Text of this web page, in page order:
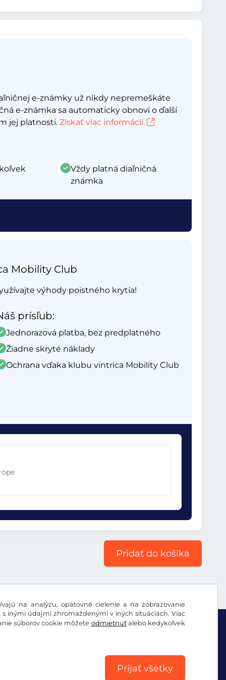
na analýzu, opätovné cielenie a na zobrazovanie
inými údajmi zhromaždenými v iných situáciách. Viac
súborov cookie môžete odmietnuťalebo kedykoľvek
Prijať všetky
e-známky už nikdy nepremeškáte
e-známka sa automaticky obnoví o ďalší
jej platnosti. Získať viac informácií.
Vždy platná diaľničná
známka
Mobility Club
výhody poistného krytia!
prísľub:
Jednorazová platba, bez predplatného
Žiadne skryté náklady
Ochrana vďaka klubu vintrica Mobility Club
Pridať do košíka